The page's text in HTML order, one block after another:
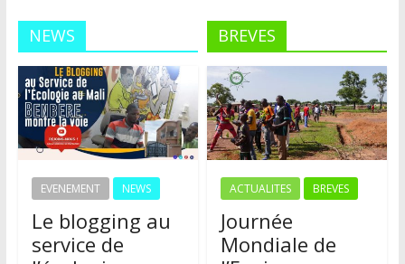
NEWS
EVENEMENT NEWS
Le blogging au
service de
BREVES
ACTUALITES BREVES
Journée
Mondiale de